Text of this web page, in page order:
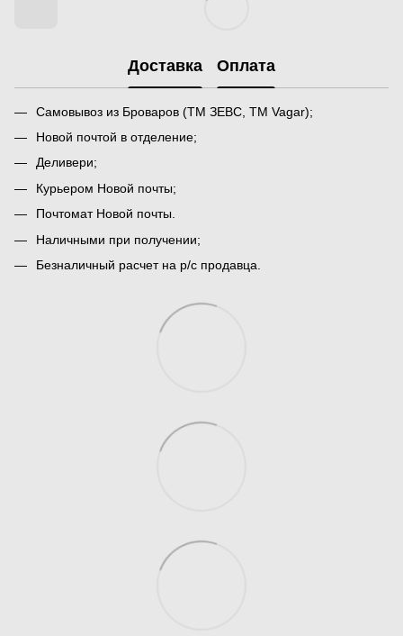
Доставка Оплата
Самовывоз из Броваров (ТМ ЗЕВС, ТМ Vagar);
Новой почтой в отделение;
Деливери;
Курьером Новой почты;
Почтомат Новой почты.
Наличными при получении;
Безналичный расчет на р/с продавца.